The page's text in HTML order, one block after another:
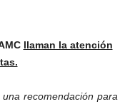
llaman la atención
recomendación para